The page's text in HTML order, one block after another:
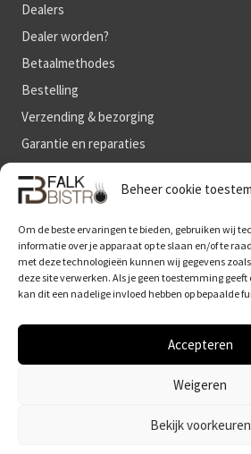
Beheer cookie
Om de beste ervaringen te bieden, gebruiken wij
informatie over je apparaat op te slaan en/of te
met deze technologieën kunnen wij gegevens
deze site verwerken. Als je geen toestemming
kan dit een nadelige invloed hebben op bepaalde
Accepteren
Weigeren
Bekijk voorkeuren
Dealers
Dealer worden?
Betaalmethodes
Bestelling
Verzending & bezorging
Garantie en reparaties
BLIJF OP DE HOOGTE